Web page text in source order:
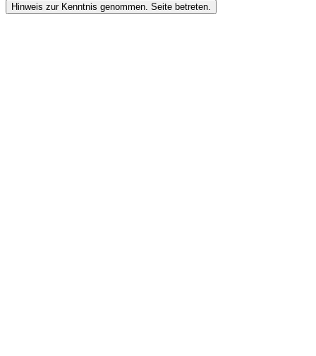
Hinweis zur Kenntnis genommen. Seite betreten.